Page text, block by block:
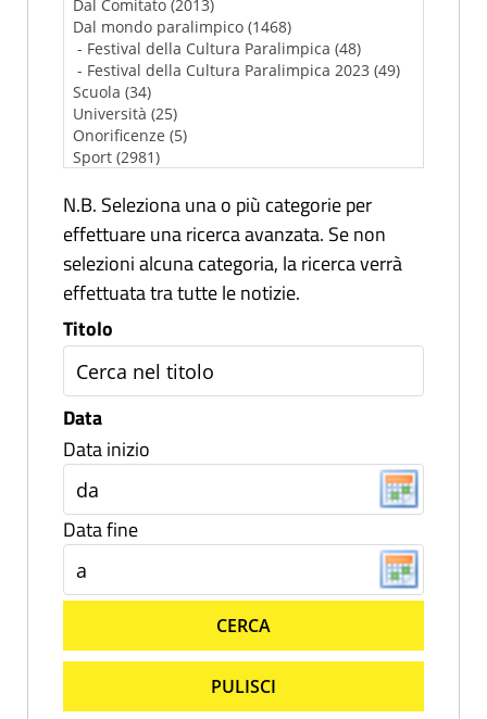
N.B. Seleziona una o più categorie per
effettuare una ricerca avanzata. Se non
selezioni alcuna categoria, la ricerca verrà
effettuata tra tutte le notizie.
Titolo
Data
Data inizio
Data fine
CERCA
PULISCI